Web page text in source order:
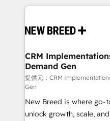
革を、構想から実装・定
の統合・浸透・変革管理を実行し
計・構築：リード獲得・
計・導線設計・テンプレ
提供。 ▸ 既存CRM・MA
Marketo・Pardot等から
データ移行と活用設計ま
making this the official
and system integrations
trainers to drive platform
Generation - Full-funnel marketing and high-
performance advertising
Expert deployment of
to automate growth. 🏆 Elite Excellence - 8 platform
accreditations and deep
CRM
Demand Gen
提供元：CRM
Gen
New Breed is where
unlock growth, scale,